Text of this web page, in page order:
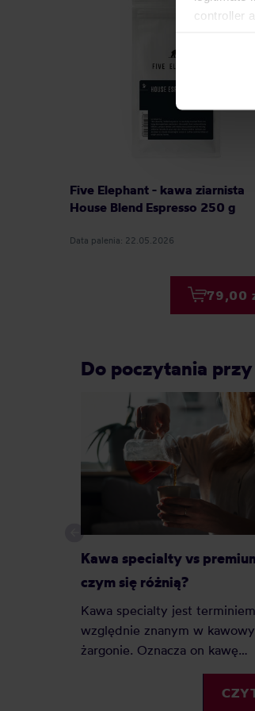
controller
Five Elephant - kawa ziarnista
House Blend Espresso 250 g
Data palenia: 22.05.2026
79,00
Do poczytania
Kawa specialty vs
czym się różnią?
Kawa specialty jest terminiem
względnie znanym w
żargonie. Oznacza on kawę
najwyższej jakości, jednak co
premium? Czy to tylko chwyt